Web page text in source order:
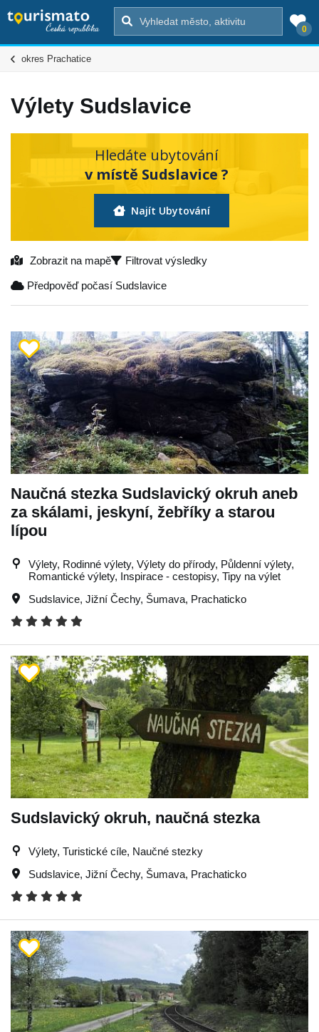
0
okres Prachatice
Výlety Sudslavice
Hledáte ubytování
v místě Sudslavice ?
Najít Ubytování
Zobrazit na mapě Filtrovat výsledky
Předpověď počasí Sudslavice
Naučná stezka Sudslavický okruh aneb
za skálami, jeskyní, žebříky a starou
lípou
Výlety, Rodinné výlety, Výlety do přírody, Půldenní výlety,
Romantické výlety, Inspirace - cestopisy, Tipy na výlet
Sudslavice, Jižní Čechy, Šumava, Prachaticko
Sudslavický okruh, naučná stezka
Výlety, Turistické cíle, Naučné stezky
Sudslavice, Jižní Čechy, Šumava, Prachaticko